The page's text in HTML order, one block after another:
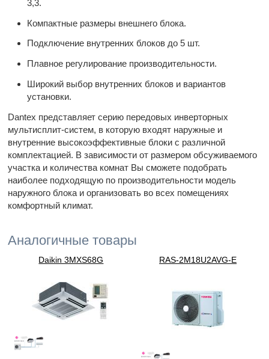
3,3.
Компактные размеры внешнего блока.
Подключение внутренних блоков до 5 шт.
Плавное регулирование производительности.
Широкий выбор внутренних блоков и вариантов
установки.
Dantex представляет серию передовых инверторных
мультисплит-систем, в которую входят наружные и
внутренние высокоэффективные блоки с различной
комплектацией. В зависимости от размером обсуживаемого
участка и количества комнат Вы сможете подобрать
наиболее подходящую по производительности модель
наружного блока и организовать во всех помещениях
комфортный климат.
Аналогичные товары
Daikin 3MXS68G RAS-2M18U2AVG-E